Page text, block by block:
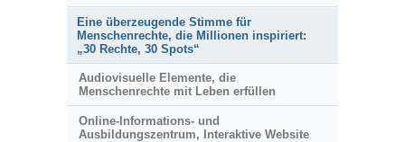
Eine überzeugende Stimme für
Menschenrechte, die Millionen inspiriert:
„30 Rechte, 30 Spots“
Audiovisuelle Elemente, die
Menschenrechte mit Leben erfüllen
Online-Informations- und
Ausbildungszentrum, Interaktive Website